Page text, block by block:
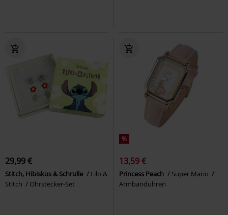
29,99 €
Stitch, Hibiskus & Schrulle
Lilo &
Stitch
Ohrstecker-Set
%
13,59 €
Princess Peach
Super Mario
Armbanduhren